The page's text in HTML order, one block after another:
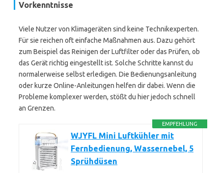
Vorkenntnisse
Viele Nutzer von Klimageräten sind keine Technikexperten.
Für sie reichen oft einfache Maßnahmen aus. Dazu gehört
zum Beispiel das Reinigen der Luftfilter oder das Prüfen, ob
das Gerät richtig eingestellt ist. Solche Schritte kannst du
normalerweise selbst erledigen. Die Bedienungsanleitung
oder kurze Online-Anleitungen helfen dir dabei. Wenn die
Probleme komplexer werden, stößt du hier jedoch schnell
an Grenzen.
EMPFEHLUNG
WJYFL Mini Luftkühler mit
Fernbedienung, Wassernebel, 5
Sprühdüsen